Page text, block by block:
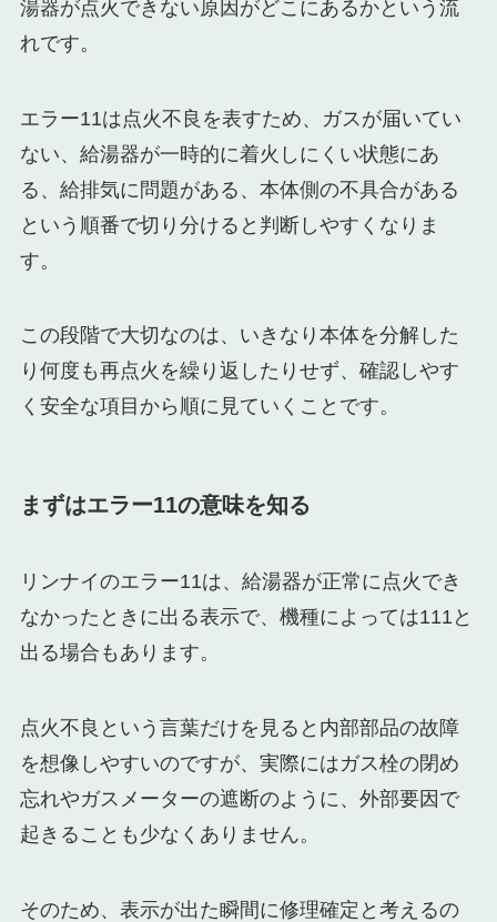
湯器が点火できない原因がどこにあるかという流
れです。
エラー11は点火不良を表すため、ガスが届いてい
ない、給湯器が一時的に着火しにくい状態にあ
る、給排気に問題がある、本体側の不具合がある
という順番で切り分けると判断しやすくなりま
す。
この段階で大切なのは、いきなり本体を分解した
り何度も再点火を繰り返したりせず、確認しやす
く安全な項目から順に見ていくことです。
まずはエラー11の意味を知る
リンナイのエラー11は、給湯器が正常に点火でき
なかったときに出る表示で、機種によっては111と
出る場合もあります。
点火不良という言葉だけを見ると内部部品の故障
を想像しやすいのですが、実際にはガス栓の閉め
忘れやガスメーターの遮断のように、外部要因で
起きることも少なくありません。
そのため、表示が出た瞬間に修理確定と考えるの